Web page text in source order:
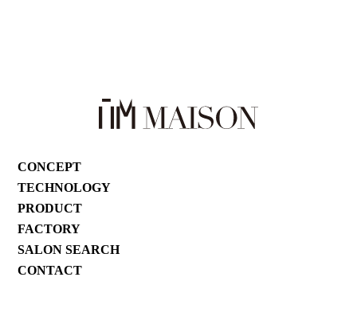
CONCEPT
TECHNOLOGY
PRODUCT
FACTORY
SALON SEARCH
CONTACT